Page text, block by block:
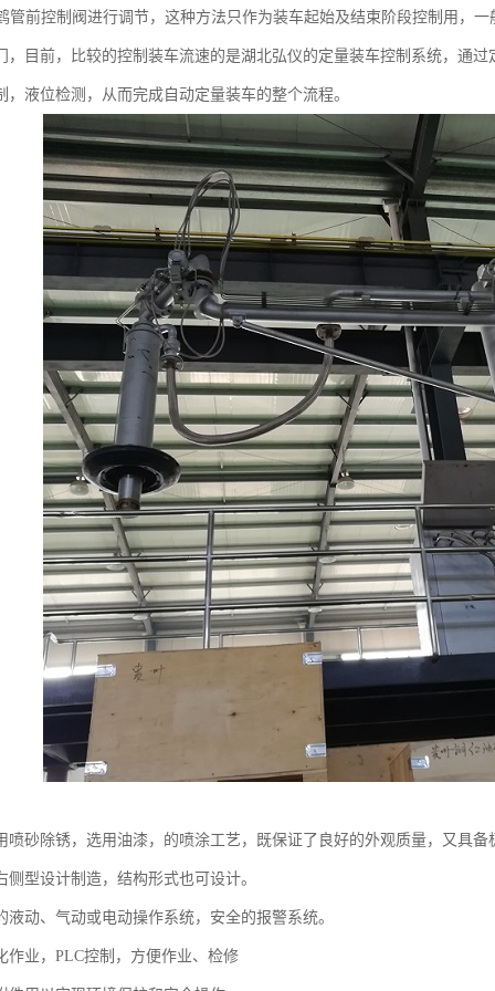
管前控制阀进行调节，这种方法只作为装车起始及结束阶段控制用，
，目前，比较的控制装车流速的是湖北弘仪的定量装车控制系统，通
，液位检测，从而完成自动定量装车的整个流程。
喷砂除锈，选用油漆，的喷涂工艺，既保证了良好的外观质量，又具备
侧型设计制造，结构形式也可设计。
液动、气动或电动操作系统，安全的报警系统。
作业，PLC控制，方便作业、检修